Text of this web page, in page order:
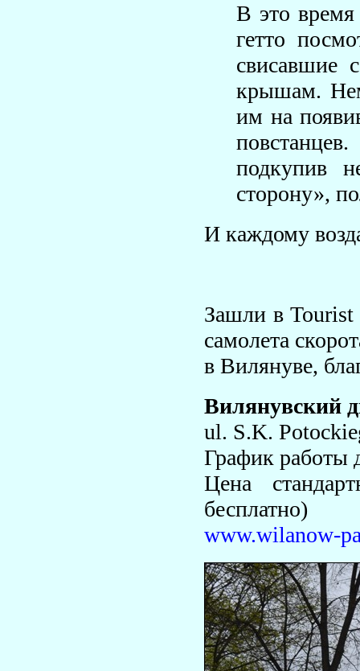
В это время
гетто
свисавшие
крышам.
им на
подкупив
сторону»,
И каждому
Зашли в
самолета
в Вилянуве,
Вилянувский
ul. S.K.
График работы
Цена
бесплатно)
www.wilanow-